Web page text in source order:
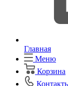
Главная
Меню
Корзина